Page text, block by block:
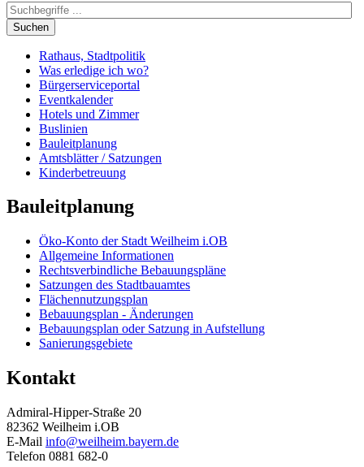
Suchen
Rathaus, Stadtpolitik
Was erledige ich wo?
Bürgerserviceportal
Eventkalender
Hotels und Zimmer
Buslinien
Bauleitplanung
Amtsblätter / Satzungen
Kinderbetreuung
Bauleitplanung
Öko-Konto der Stadt Weilheim i.OB
Allgemeine Informationen
Rechtsverbindliche Bebauungspläne
Satzungen des Stadtbauamtes
Flächennutzungsplan
Bebauungsplan - Änderungen
Bebauungsplan oder Satzung in Aufstellung
Sanierungsgebiete
Kontakt
Admiral-Hipper-Straße 20
82362 Weilheim i.OB
E-Mail info@weilheim.bayern.de
Telefon 0881 682-0